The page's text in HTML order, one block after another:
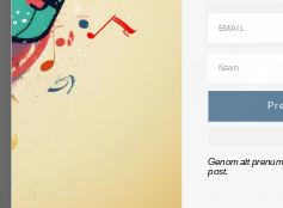
The Novello Youth Chorals:
Genom att
post.